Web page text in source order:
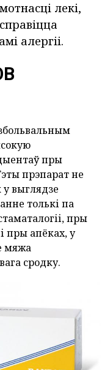
лекі,
алергіі.
пры
прэпарат не
у выглядзе
толькі па
пры
пры апёках, у
мяжа
сродку.